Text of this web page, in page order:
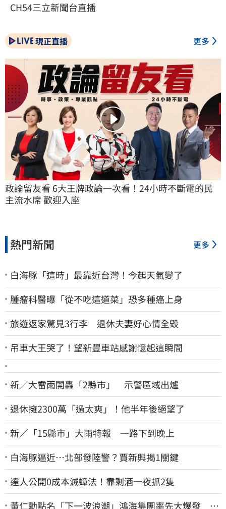
CH54三立新聞台直播
現正直播 更多
政論留友看 6大王牌政論一次看！24小時不斷電的民
主流水席 歡迎入座
熱門新聞 更多
白海豚「這時」最靠近台灣！今起天氣變了
腫瘤科醫曝「從不吃這道菜」恐多種癌上身
旅遊返家驚見3行李 退休夫妻好心情全毀
吊車大王哭了！望新豐車站感謝憶起這瞬間
新／大雷雨開轟「2縣市」 示警區域出爐
退休擁2300萬「過太爽」！他半年後絕望了
新／「15縣市」大雨特報 一路下到晚上
白海豚逼近…北部發陸警？賈新興揭1關鍵
達人公開0成本滅蟑法！靠剩酒一夜抓2隻
黃仁勳點名「下一波浪潮」鴻海集團率先大爆發 台